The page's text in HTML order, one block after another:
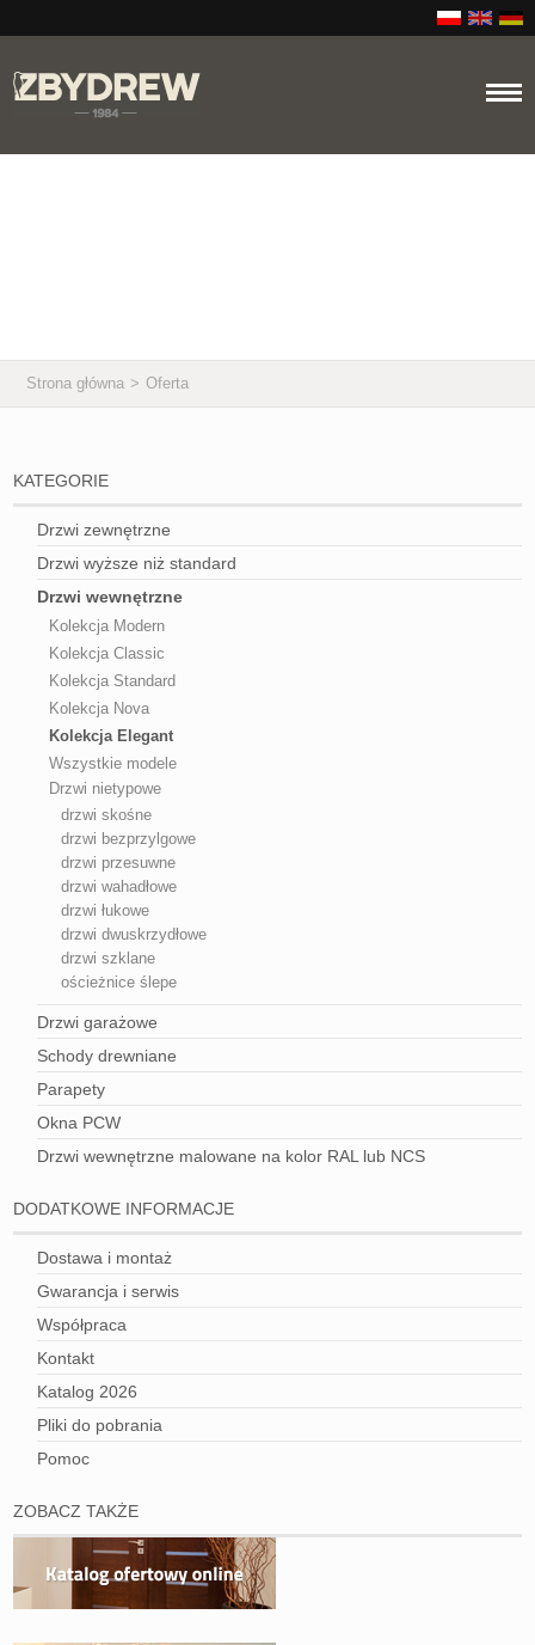
Strona główna > Oferta
KATEGORIE
Drzwi zewnętrzne
Drzwi wyższe niż standard
Drzwi wewnętrzne
Kolekcja Modern
Kolekcja Classic
Kolekcja Standard
Kolekcja Nova
Kolekcja Elegant
Wszystkie modele
Drzwi nietypowe
drzwi skośne
drzwi bezprzylgowe
drzwi przesuwne
drzwi wahadłowe
drzwi łukowe
drzwi dwuskrzydłowe
drzwi szklane
ościeżnice ślepe
Drzwi garażowe
Schody drewniane
Parapety
Okna PCW
Drzwi wewnętrzne malowane na kolor RAL lub NCS
DODATKOWE INFORMACJE
Dostawa i montaż
Gwarancja i serwis
Współpraca
Kontakt
Katalog 2026
Pliki do pobrania
Pomoc
ZOBACZ TAKŻE